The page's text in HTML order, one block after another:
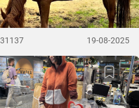
19-08-2025